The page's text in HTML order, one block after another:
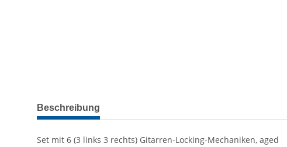
weitere Registerkarten anzeigen
Beschreibung
Set mit 6 (3 links 3 rechts) Gitarren-Locking-Mechaniken, aged